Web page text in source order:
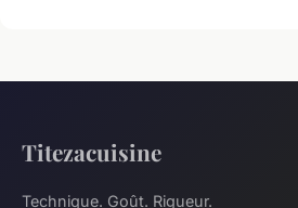
Titezacuisine
Technique. Goût. Rigueur.